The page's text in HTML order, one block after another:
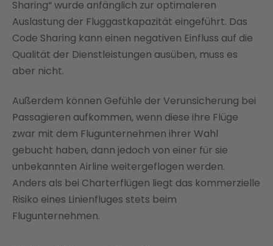
Sharing“ wurde anfänglich zur optimaleren
Auslastung der Fluggastkapazität eingeführt. Das
Code Sharing kann einen negativen Einfluss auf die
Qualität der Dienstleistungen ausüben, muss es
aber nicht.
Außerdem können Gefühle der Verunsicherung bei
Passagieren aufkommen, wenn diese ihre Flüge
zwar mit dem Flugunternehmen ihrer Wahl
gebucht haben, dann jedoch von einer für sie
unbekannten Airline weitergeflogen werden.
Anders als bei Charterflügen liegt das kommerzielle
Risiko eines Linienfluges stets beim
Flugunternehmen.